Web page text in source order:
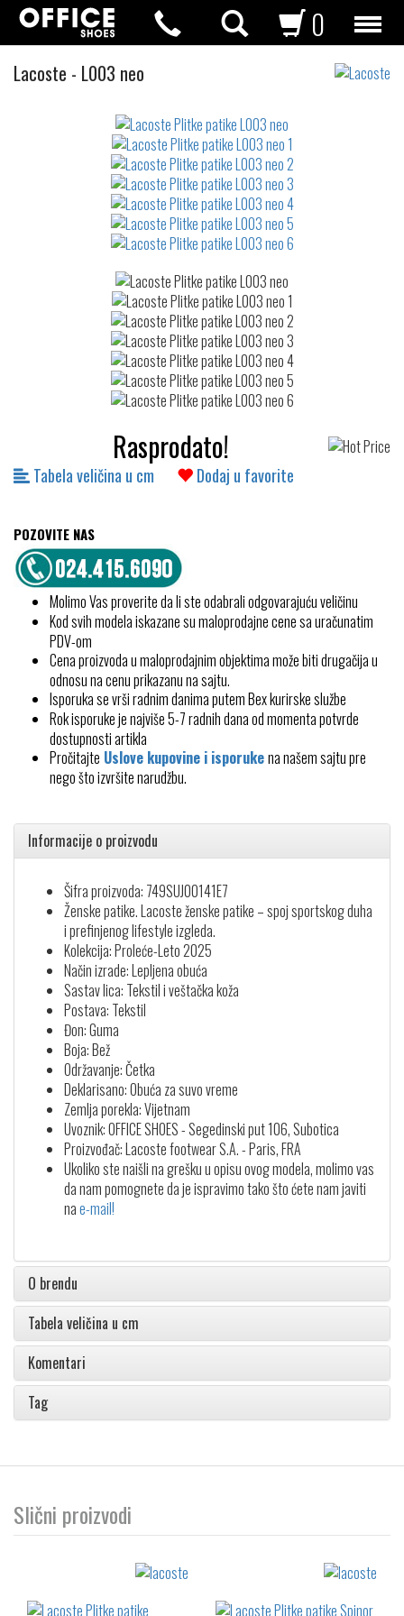
0
Lacoste Plitke
- L003 neo
Rasprodato!
Tabela veličina u cm Dodaj u favorite
POZOVITE NAS
Molimo Vas proverite da li ste odabrali odgovarajuću veličinu
Kod svih modela iskazane su maloprodajne cene sa uračunatim
PDV-om
Cena proizvoda u maloprodajnim objektima može biti drugačija u
odnosu na cenu prikazanu na sajtu.
Isporuka se vrši radnim danima putem Bex kurirske službe
Rok isporuke je najviše 5-7 radnih dana od momenta potvrde
dostupnosti artikla
Pročitajte Uslove kupovine i isporukena našem sajtu pre
nego što izvršite narudžbu.
Informacije o proizvodu
Šifra proizvoda: 749SUJ00141E7
Ženske patike. Lacoste ženske patike – spoj sportskog duha
i prefinjenog lifestyle izgleda.
Kolekcija: Proleće-Leto 2025
Način izrade: Lepljena obuća
Sastav lica: Tekstil i veštačka koža
Postava: Tekstil
Đon: Guma
Boja: Bež
Održavanje: Četka
Deklarisano: Obuća za suvo vreme
Zemlja porekla: Vijetnam
Uvoznik: OFFICE SHOES - Segedinski put 106, Subotica
Proizvođač: Lacoste footwear S.A. - Paris, FRA
Ukoliko ste naišli na grešku u opisu ovog modela, molimo vas
da nam pomognete da je ispravimo tako što ćete nam javiti
nae-mail!
O brendu
Tabela veličina u cm
Komentari
Tag
Slični proizvodi